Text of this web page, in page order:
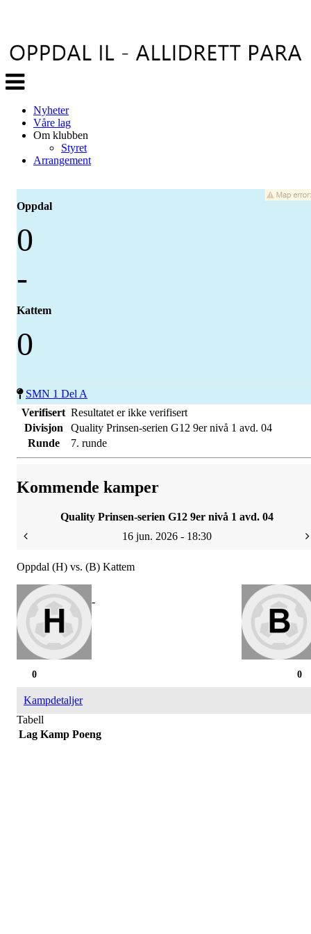
Veksle
navigasjon
Nyheter
Våre lag
Om klubben
Styret
Arrangement
Oppdal
0
-
Kattem
0
SMN 1 Del A
Verifisert Resultatet er ikke verifisert
Divisjon
Quality Prinsen-serien G12 9er nivå 1 avd. 04
Runde
7. runde
Kommende kamper
Quality Prinsen-serien G12 9er nivå 1 avd. 04
16 jun. 2026 - 18:30
Oppdal (H) vs. (B) Kattem
-
0
0
Kampdetaljer
Tabell
Lag Kamp Poeng